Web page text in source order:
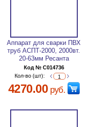
Аппарат для сварки ПВХ
труб АСПТ-2000, 2000вт.
20-63мм Ресанта
Код № C014736
Кол-во (шт):
4270.00руб.